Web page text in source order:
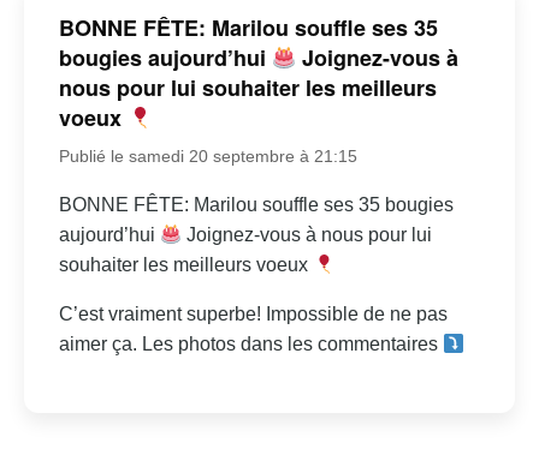
BONNE FÊTE: Marilou souffle ses 35
bougies aujourd’hui
Joignez-vous à
nous pour lui souhaiter les meilleurs
voeux
Publié le samedi 20 septembre à 21:15
BONNE FÊTE: Marilou souffle ses 35 bougies
aujourd’hui
Joignez-vous à nous pour lui
souhaiter les meilleurs voeux
C’est vraiment superbe! Impossible de ne pas
aimer ça. Les photos dans les commentaires